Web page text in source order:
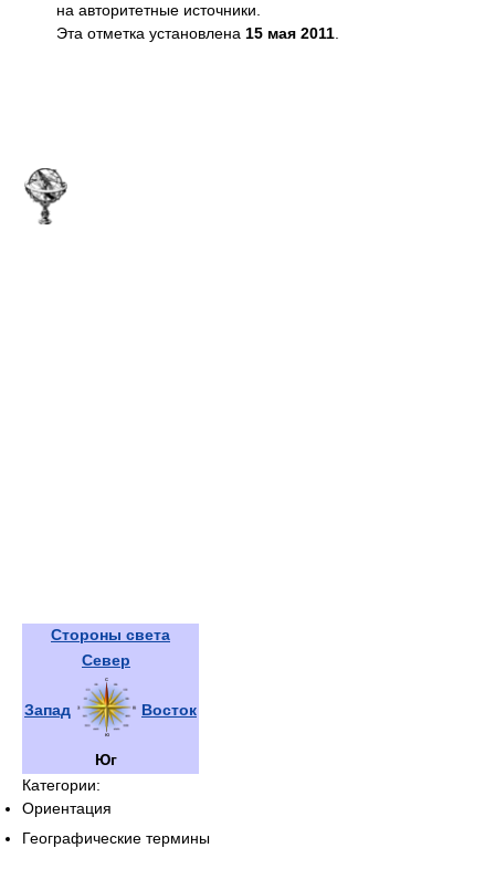
на авторитетные источники.
Эта отметка установлена 15 мая 2011.
Стороны света
Север
Запад Восток
Юг
Категории:
Ориентация
Географические термины